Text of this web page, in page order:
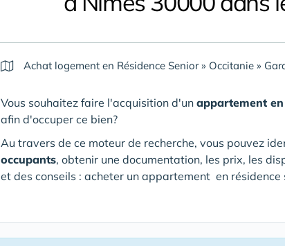
Achat logement en Résidence Senior» Occitanie »
Vous souhaitez faire l'acquisition d'un appartement
afin d'occuper ce bien?
Au travers de ce moteur de recherche, vous pouvez
occupants, obtenir une documentation, les prix, les
et des conseils : acheter un appartement en